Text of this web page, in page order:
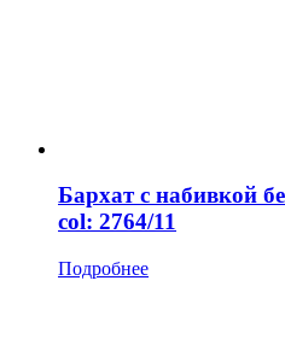
Бархат с набивкой
col: 2764/11
Подробнее